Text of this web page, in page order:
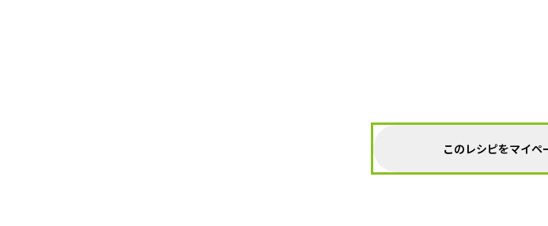
このレシピをマイペ